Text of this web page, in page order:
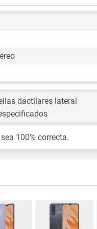
dactilares lateral
100% correcta.